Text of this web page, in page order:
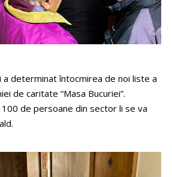
a determinat întocmirea de noi liste a
de caritate “Masa Bucuriei”.
de persoane din sector li se va